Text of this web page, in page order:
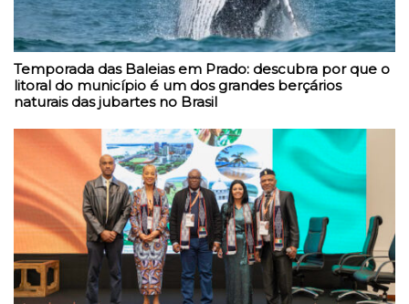
Temporada das Baleias em Prado: descubra por que o
litoral do município é um dos grandes berçários
naturais das jubartes no Brasil